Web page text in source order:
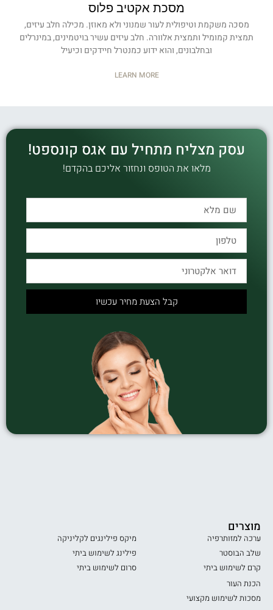
מסכת אקטיב פלוס
מסכה משקמת וטיפולית לעור שמנוני ולא מאוזן. מכילה חלב עיזים,
תמצית קמומיל ותמצית אלוורה. חלב עיזים עשיר בויטמינים, במינרלים
ובחלבונים, והוא ידוע כמנטרל חיידקים וכיעיל
LEARN MORE
עסק מצליח מתחיל עם אגס קונספט!
מלאו את הטופס ונחזור אליכם בהקדם!
קבל הצעת מחיר עכשיו
מוצרים
ערכה למזותרפיה
שלב הבוסטר
קרם לשימוש ביתי
מיקס פילינגים לקליניקה
פילינג לשימוש ביתי
סרום לשימוש ביתי
הכנת העור
מסכות לשימוש מקצועי